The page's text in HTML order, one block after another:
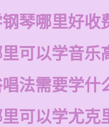
琴哪里好收
可以学音乐
法需要学什
可以学尤克